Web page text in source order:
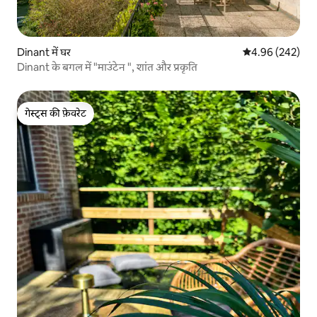
Dinant में घर औसत रेटिंग 5 में से
4.96 (242)
Dinant के बगल में "माउंटेन ", शांत और प्रकृति
गेस्ट्स की फ़ेवरेट
गेस्ट्स की फ़ेवरेट